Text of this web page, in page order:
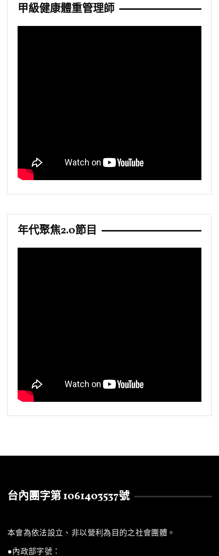
甲級健康體重管理師
年代聚焦2.0節目
台內團字第 1061403537號
本會為依法設立、非以營利為目的之社會團體。
●內政部字號：